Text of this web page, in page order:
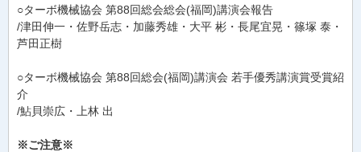
○ターボ機械協会 第88回総会総会(福岡)講演会報告
/津田伸一・佐野岳志・加藤秀雄・大平 彬・長尾宜晃・篠塚 泰・
芦田正樹
○ターボ機械協会 第88回総会(福岡)講演会 若手優秀講演賞受賞紹
介
/鮎貝崇広・上林 出
※ご注意※